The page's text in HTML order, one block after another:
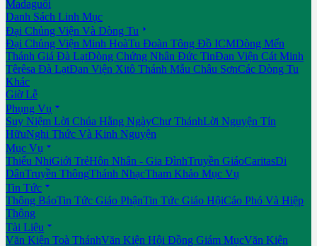
Madaguôi
Danh Sách Linh Mục
Đại Chủng Viện Và Dòng Tu 
Đại Chủng Viện Minh HoàTu Đoàn Tông Đồ ICMDòng Mến
Thánh Giá Đà LạtDòng Chứng Nhân Đức TinĐan Viện Cát Minh
Têrêsa Đà LạtĐan Viện Xitô Thánh Mẫu Châu SơnCác Dòng Tu
Khác
Giờ Lễ
Phụng Vụ 
Suy Niệm Lời Chúa Hằng NgàyChư ThánhLời Nguyện Tín
HữuNghi Thức Và Kinh Nguyện
Mục Vụ 
Thiếu NhiGiới TrẻHôn Nhân - Gia ĐìnhTruyền GiáoCaritasDi
DânTruyền ThôngThánh NhạcTham Khảo Mục Vụ
Tin Tức 
Thông BáoTin Tức Giáo PhậnTin Tức Giáo HộiCáo Phó Và Hiệp
Thông
Tài Liệu 
Văn Kiện Toà ThánhVăn Kiện Hội Đồng Giám MụcVăn Kiện